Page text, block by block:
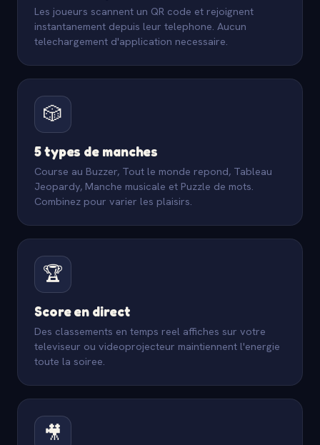
Les joueurs scannent un QR code et rejoignent
instantanement depuis leur telephone. Aucun
telechargement d'application necessaire.
🎲
5 types de manches
Course au Buzzer, Tout le monde repond, Tableau
Jeopardy, Manche musicale et Puzzle de mots.
Combinez pour varier les plaisirs.
🏆
Score en direct
Des classements en temps reel affiches sur votre
televiseur ou videoprojecteur maintiennent l'energie
toute la soiree.
🎥